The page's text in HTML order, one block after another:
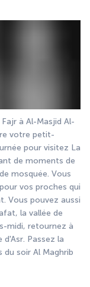
à Al-Masjid Al-
votre petit-
pour visitez La
de moments de
mosquée. Vous
vos proches qui
Vous pouvez aussi
la vallée de
midi, retournez à
Passez la
du soir Al Maghrib